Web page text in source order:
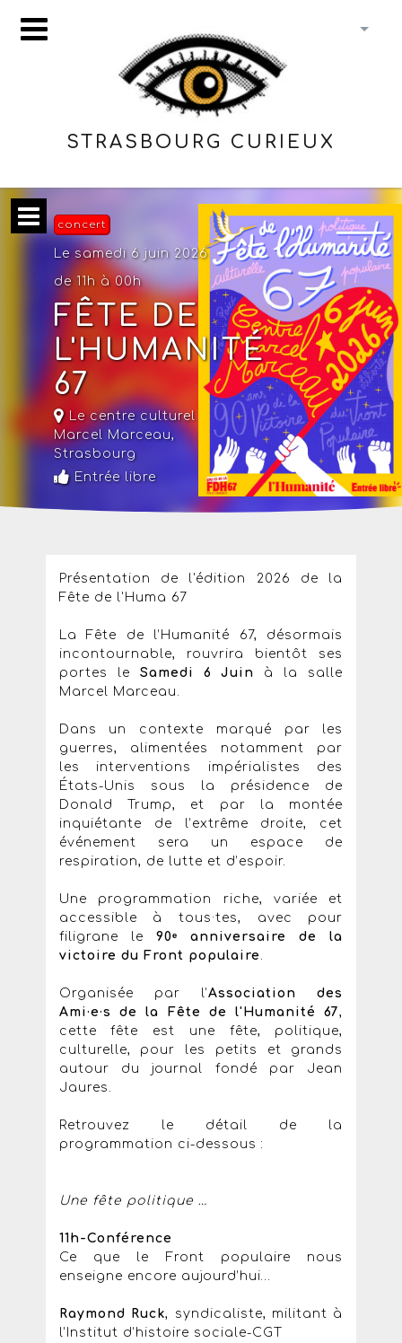
STRASBOURG CURIEUX
concert
Le samedi 6 juin 2026
de 11h à 00h
FÊTE DE
L'HUMANITÉ
67
Le centre culturel
Marcel Marceau,
Strasbourg
Entrée libre
Présentation de l'édition 2026 de la
Fête de l'Huma 67
La Fête de l’Humanité 67, désormais
incontournable, rouvrira bientôt ses
portes le Samedi 6 Juin à la salle
Marcel Marceau.
Dans un contexte marqué par les
guerres, alimentées notamment par
les interventions impérialistes des
États-Unis sous la présidence de
Donald Trump, et par la montée
inquiétante de l’extrême droite, cet
événement sera un espace de
respiration, de lutte et d’espoir.
Une programmation riche, variée et
accessible à tous·tes, avec pour
filigrane le 90ᵉ anniversaire de la
victoire du Front populaire
Organisée par l’Association des
Ami·e·s de la Fête de l'Humanité 67,
cette fête est une fête, politique,
culturelle, pour les petits et grands
autour du journal fondé par Jean
Jaures.
Retrouvez le détail de la
programmation ci-dessous :
Une fête politique …
11h-Conférence
Ce que le Front populaire nous
enseigne encore aujourd’hui…
Raymond Ruck, syndicaliste, militant à
l’Institut d’histoire sociale-CGT